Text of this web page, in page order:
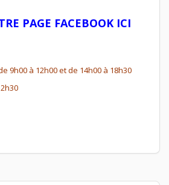
PAGE FACEBOOK ICI
9h00 à 12h00 et de 14h00 à 18h30